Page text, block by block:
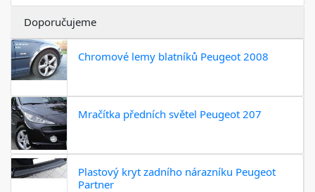
Doporučujeme
Chromové lemy blatníků Peugeot 2008
Mračítka předních světel Peugeot 207
Plastový kryt zadního nárazníku Peugeot
Partner